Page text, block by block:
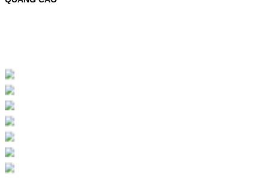
Chọn mua
HỘP MỰC MÀU SAMSUNG
CLT-403S CHO DÒNG MÁY
SL-C435/C436
HỘP MỰC MÀU SAMSUNG CLT-403S CHO
DÒNG MÁY SL-C435/C436MÃ HỘP MỰC:-
Samsung CLT-403S- Loại mực: Mực in laser